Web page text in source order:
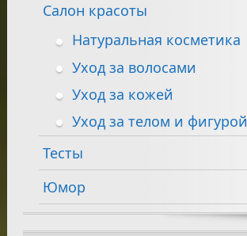
Салон красоты
Натуральная косметика
Уход за волосами
Уход за кожей
Уход за телом и фигурой
Тесты
Юмор